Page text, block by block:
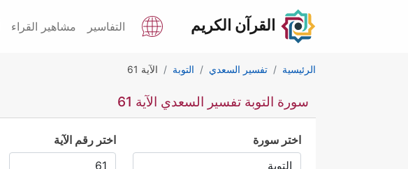
القرآن الكريم التفاسير مشاهير القراء
الرئيسية تفسير السعدي التوبة الآية 61
سورة التوبة تفسير السعدي الآية 61
اختر سورة اختر رقم الآية